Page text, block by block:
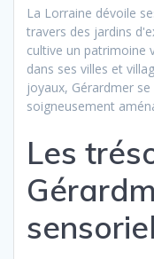
La Lorraine dévoile
travers des jardins
cultive un patrimoine
dans ses villes et
joyaux, Gérardmer
soigneusement
Les
sensoriel